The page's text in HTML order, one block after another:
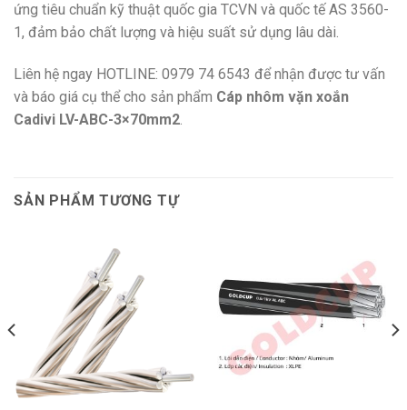
ứng tiêu chuẩn kỹ thuật quốc gia TCVN và quốc tế AS 3560-
1, đảm bảo chất lượng và hiệu suất sử dụng lâu dài.
Liên hệ ngay HOTLINE: 0979 74 6543 để nhận được tư vấn
và báo giá cụ thể cho sản phẩm Cáp nhôm vặn xoắn
Cadivi LV-ABC-3×70mm2.
SẢN PHẨM TƯƠNG TỰ